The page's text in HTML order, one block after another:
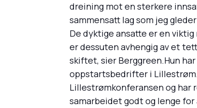
dreining mot en sterkere
sammensatt lag som jeg
De dyktige ansatte er en
er dessuten avhengig av et
skiftet, sier Berggreen.Hun
oppstartsbedrifter i Lillestrøm.
Lillestrømkonferansen og har
samarbeidet godt og lenge